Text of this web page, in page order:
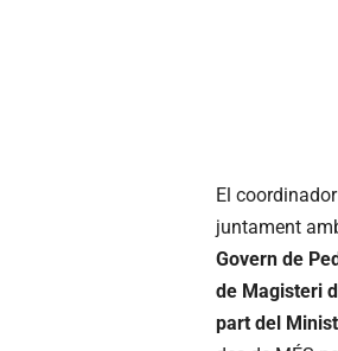
El
juntament
Govern de
de Magisteri
part del